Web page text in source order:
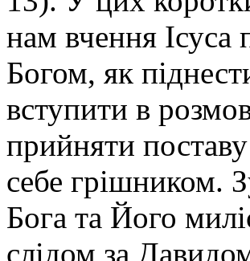
нам вчення Ісуса
Богом, як
вступити в
прийняти
себе грішником.
Бога та Його
слідом за